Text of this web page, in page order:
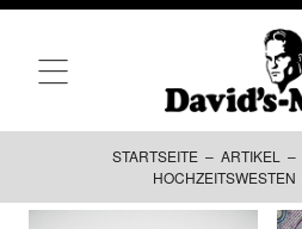
STARTSEITE – ARTIKEL –
HOCHZEITSWESTEN